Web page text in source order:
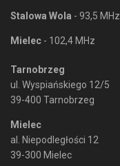
Stalowa Wola - 93,5 MHz
Mielec - 102,4 MHz
Tarnobrzeg
ul. Wyspiańskiego 12/5
39-400 Tarnobrzeg
Mielec
al. Niepodległości 12
39-300 Mielec